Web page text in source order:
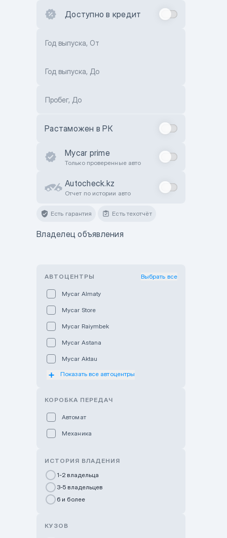
Доступно в кредит
Год выпуска, От
Год выпуска, До
Пробег, До
Растаможен в РК
Mycar prime
Только проверенные авто
Autocheck.kz
Отчет по истории авто
Есть гарантия Есть техотчёт
Владелец объявления
АВТОЦЕНТРЫ Выбрать все
Mycar Almaty
Mycar Store
Mycar Raiymbek
Mycar Astana
Mycar Aktau
Mycar Uralsk
GWM Nurly Zhol
Chery Astana
Показать все автоцентры
КОРОБКА ПЕРЕДАЧ
Автомат
Механика
ИСТОРИЯ ВЛАДЕНИЯ
1-2 владельца
3-5 владельцев
6 и более
КУЗОВ